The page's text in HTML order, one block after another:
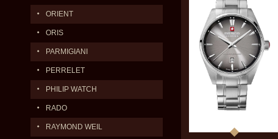
ORIENT
ORIS
PARMIGIANI
PERRELET
PHILIP WATCH
RADO
RAYMOND WEIL